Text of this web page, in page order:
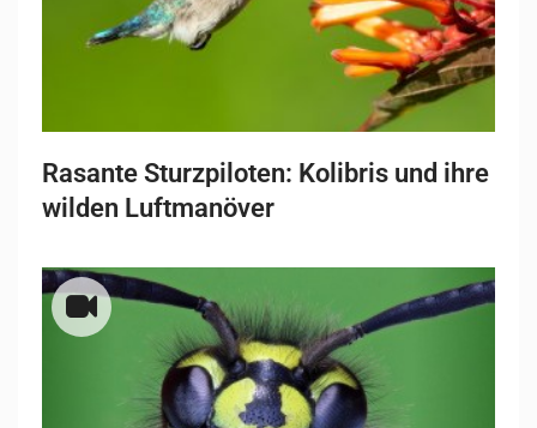
Rasante Sturzpiloten: Kolibris und ihre
wilden Luftmanöver